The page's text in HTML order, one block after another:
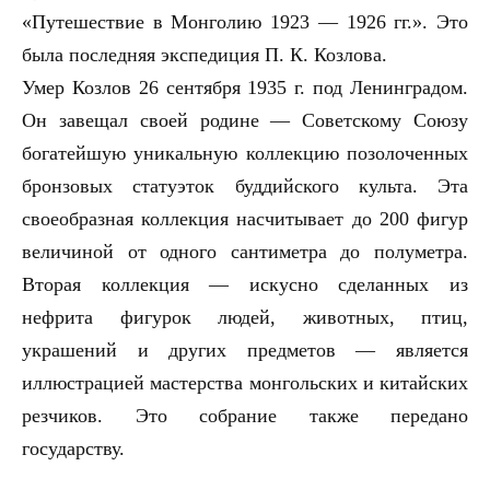
«Путешествие в Монголию 1923 — 1926 гг.». Это
была последняя экспедиция П. К. Козлова.
Умер Козлов 26 сентября 1935 г. под Ленинградом.
Он завещал своей родине — Советскому Союзу
богатейшую уникальную коллекцию позолоченных
бронзовых статуэток буддийского культа. Эта
своеобразная коллекция насчитывает до 200 фигур
величиной от одного сантиметра до полуметра.
Вторая коллекция — искусно сделанных из
нефрита фигурок людей, животных, птиц,
украшений и других предметов — является
иллюстрацией мастерства монгольских и китайских
резчиков. Это собрание также передано
государству.